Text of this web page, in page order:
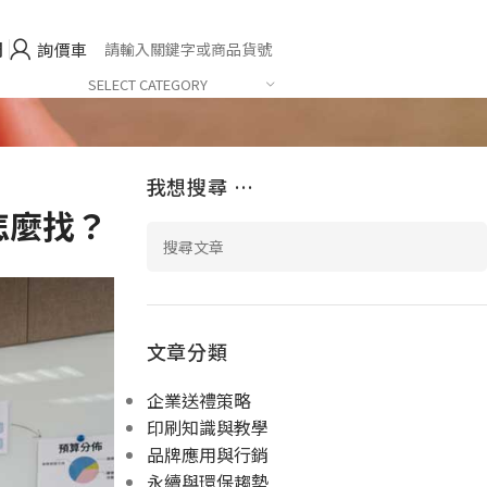
詢價車
SELECT CATEGORY
找？
我想搜尋 …
文章分類
企業送禮策略
印刷知識與教學
品牌應用與行銷
永續與環保趨勢